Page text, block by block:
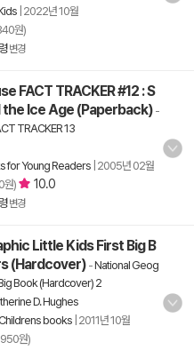
2022년 10월
원)
변경
FACT TRACKER #12 : S
Ice Age (Paperback) -
TRACKER 13
for Young Readers 2005년 02월
원) 10.0
변경
Little Kids First Big B
(Hardcover) -National Geog
Book (Hardcover) 2
D. Hughes
books 2011년 10월
원)